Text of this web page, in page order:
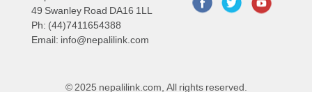
49 Swanley Road DA16 1LL
Ph: (44)7411654388
Email: info@nepalilink.com
© 2025 nepalilink.com, All rights reserved.